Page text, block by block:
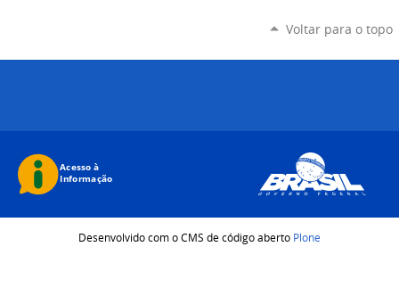
Voltar para o topo
Desenvolvido com o CMS de código aberto Plone